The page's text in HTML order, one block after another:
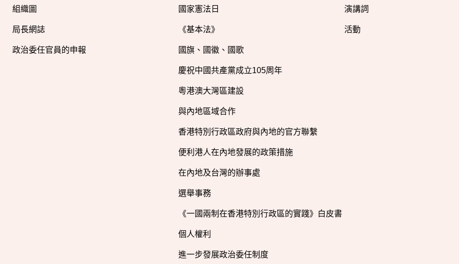
組織圖​
局長網誌
政治委任官員的申報
國家憲法日
《基本法》
國旗、國徽、國歌
慶祝中國共產黨成立105周年
粵港澳大灣區建設
與內地區域合作
香港特別行政區政府與內地的官方聯繫
便利港人在內地發展的政策措施
在內地及台灣的辦事處
選舉事務
《一國兩制在香港特別行政區的實踐》白皮書
個人權利
進一步發展政治委任制度
演講詞
活動